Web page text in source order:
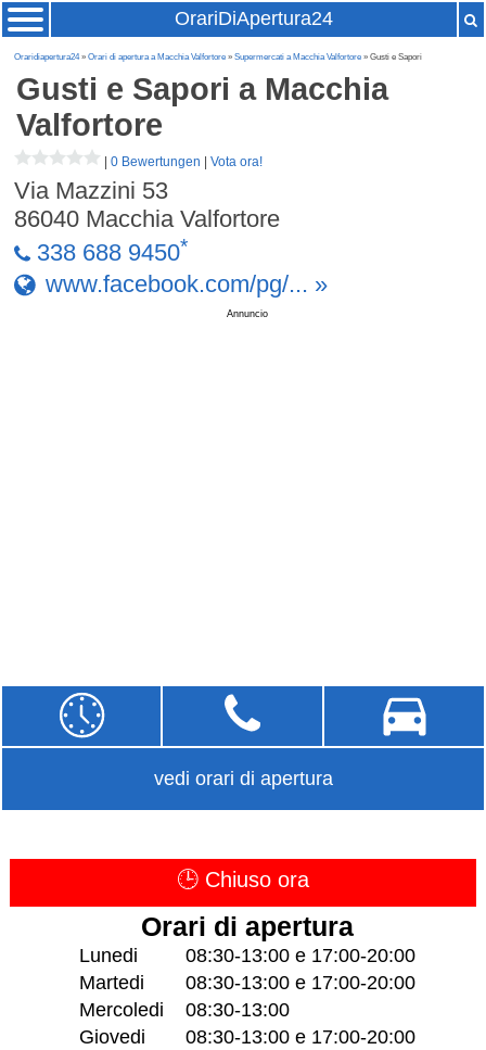
OrariDiApertura24
Oraridiapertura24»Orari di apertura a Macchia Valfortore »Supermercati a Macchia Valfortore » Gusti e Sapori
Gusti e Sapori a Macchia
Valfortore
|0 Bewertungen |Vota ora!
Via Mazzini 53
86040 Macchia Valfortore
338 688 9450*
www.facebook.com/pg/... »
Annuncio
vedi orari di apertura
🕒 Chiuso ora
Orari di apertura
Lunedi
08:30-13:00 e 17:00-20:00
Martedi
08:30-13:00 e 17:00-20:00
Mercoledi
08:30-13:00
Giovedi
08:30-13:00 e 17:00-20:00